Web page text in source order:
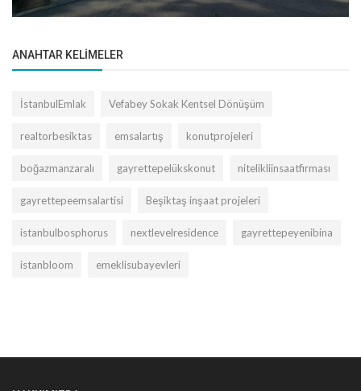
ANAHTAR KELIMELER
İstanbulEmlak Vefabey Sokak Kentsel Dönüşüm
realtorbesiktas emsalartış konutprojeleri
boğazmanzaralı gayrettepelükskonut nitelikliinsaatfirması
gayrettepeemsalartisi Beşiktaş inşaat projeleri
istanbulbosphorus nextlevelresidence gayrettepeyenibina
istanbloom emeklisubayevleri